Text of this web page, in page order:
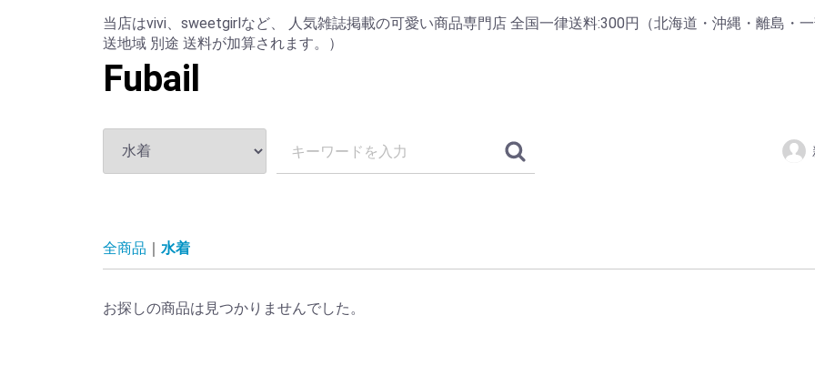
当店はvivi、sweetgirlなど、 人気雑誌掲載の可愛い商品専門店 全国一律送料:300円（北海道・沖縄・離島・
送地域 別途 送料が加算されます。）
Fubail
全商品 水着
お探しの商品は見つかりませんでした。